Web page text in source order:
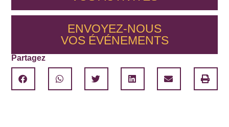
ENVOYEZ-NOUS
VOS ÉVÉNEMENTS
Partagez